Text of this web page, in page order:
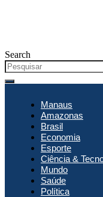
Search
Manaus
Amazonas
Brasil
Economia
Esporte
Ciência &
Mundo
Saúde
Política